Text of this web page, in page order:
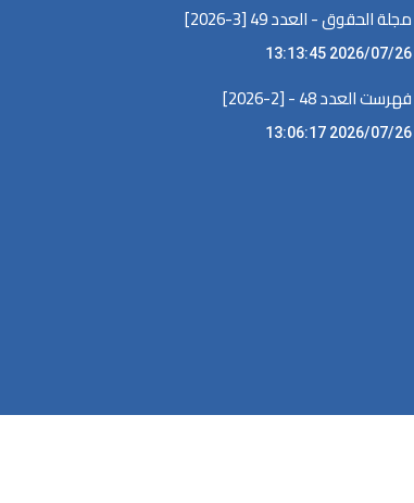
مجلة الحقوق - العدد 49 [3-2026]
2026/07/26 13:13:45
فهرست العدد 48 - [2-2026]
2026/07/26 13:06:17